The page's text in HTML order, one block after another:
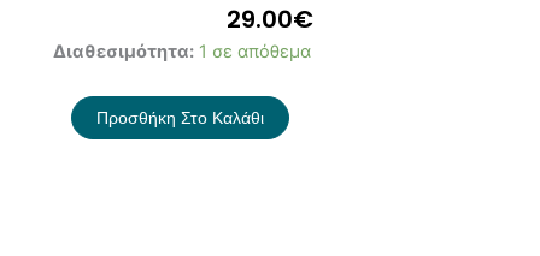
29.00€
Διαθεσιμότητα: 1 σε απόθεμα
Λαμπάδα
ποσότητα
Προσθήκη Στο Καλάθι